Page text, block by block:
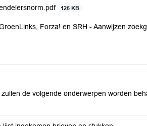
126 KB
Forza! en SRH - Aanwijzen
de volgende onderwerpen worden